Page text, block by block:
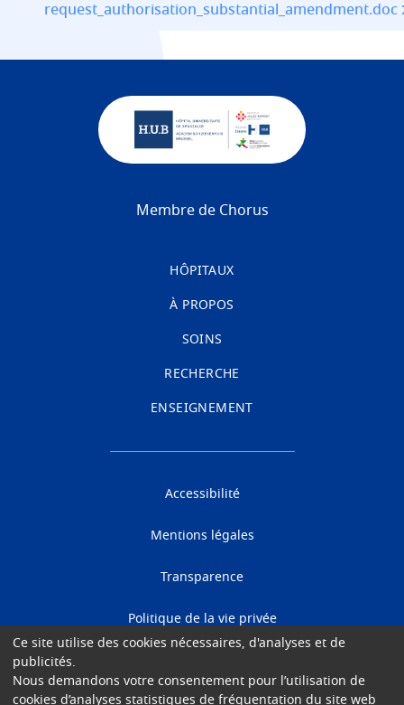
request_authorisation_substantial_amendment.doc
Membre de Chorus
HÔPITAUX
À PROPOS
SOINS
RECHERCHE
ENSEIGNEMENT
Accessibilité
Mentions légales
Transparence
Politique de la vie privée
Ce site utilise des cookies nécessaires, d'analyses et de
publicités.
Nous demandons votre consentement pour l’utilisation de
cookies d’analyses statistiques de fréquentation du site web